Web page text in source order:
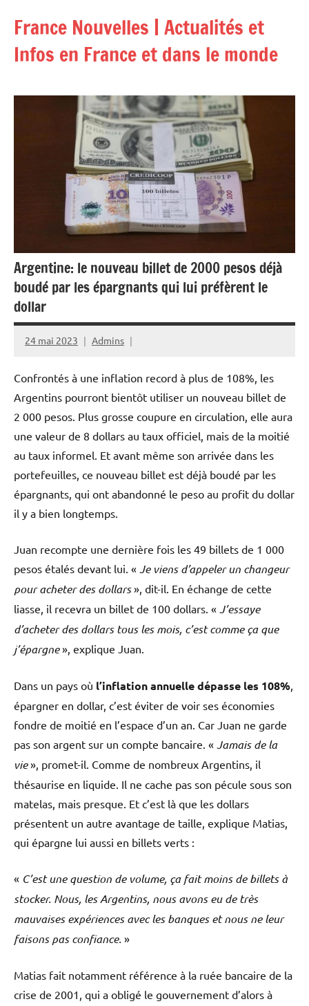
contenu
France Nouvelles | Actualités et
Infos en France et dans le monde
Argentine: le nouveau billet de 2000 pesos déjà
boudé par les épargnants qui lui préfèrent le
dollar
24 mai 2023 Admins
Confrontés à une inflation record à plus de 108%, les
Argentins pourront bientôt utiliser un nouveau billet de
2 000 pesos. Plus grosse coupure en circulation, elle aura
une valeur de 8 dollars au taux officiel, mais de la moitié
au taux informel. Et avant même son arrivée dans les
portefeuilles, ce nouveau billet est déjà boudé par les
épargnants, qui ont abandonné le peso au profit du dollar
il y a bien longtemps.
Juan recompte une dernière fois les 49 billets de 1 000
pesos étalés devant lui. « Je viens d’appeler un changeur
pour acheter des dollars», dit-il. En échange de cette
liasse, il recevra un billet de 100 dollars. « J’essaye
d’acheter des dollars tous les mois, c’est comme ça que
j’épargne», explique Juan.
Dans un pays où l’inflation annuelle dépasse les 108%,
épargner en dollar, c’est éviter de voir ses économies
fondre de moitié en l’espace d’un an. Car Juan ne garde
pas son argent sur un compte bancaire. « Jamais de la
vie», promet-il. Comme de nombreux Argentins, il
thésaurise en liquide. Il ne cache pas son pécule sous son
matelas, mais presque. Et c’est là que les dollars
présentent un autre avantage de taille, explique Matias,
qui épargne lui aussi en billets verts :
« C’est une question de volume, ça fait moins de billets à
stocker. Nous, les Argentins, nous avons eu de très
mauvaises expériences avec les banques et nous ne leur
faisons pas confiance. »
Matias fait notamment référence à la ruée bancaire de la
crise de 2001, qui a obligé le gouvernement d’alors à